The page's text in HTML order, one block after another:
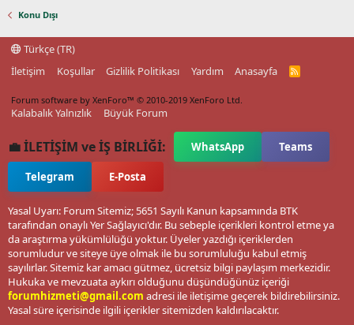
Konu Dışı
Türkçe (TR)
İletişim
Koşullar Gizlilik Politikası Yardım Anasayfa
R
Forum software by XenForo™ © 2010-2019 XenForo Ltd.
Kalabalık Yalnızlık Büyük Forum
💼 İLETİŞİM ve İŞ BİRLİĞİ: WhatsApp Teams
Telegram E-Posta
Yasal Uyarı: Forum Sitemiz; 5651 Sayılı Kanun kapsamında BTK
tarafından onaylı Yer Sağlayıcı'dır. Bu sebeple içerikleri kontrol etme ya
da araştırma yükümlülüğü yoktur. Üyeler yazdığı içeriklerden
sorumludur ve siteye üye olmak ile bu sorumluluğu kabul etmiş
sayılırlar. Sitemiz kar amacı gütmez, ücretsiz bilgi paylaşım merkezidir.
Hukuka ve mevzuata aykırı olduğunu düşündüğünüz içeriği
forumhizmeti@gmail.com adresi ile iletişime geçerek bildirebilirsiniz.
Yasal süre içerisinde ilgili içerikler sitemizden kaldırılacaktır.